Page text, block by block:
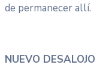
de permanecer allí.
NUEVO DESALOJO